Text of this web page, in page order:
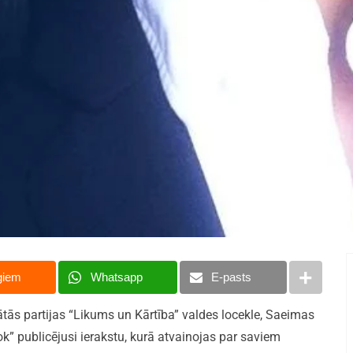
Whatsapp E-pasts
partijas “Likums un Kārtība” valdes locekle, Saeimas
publicējusi ierakstu, kurā atvainojas par saviem